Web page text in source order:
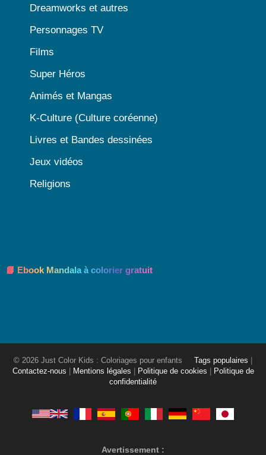
Dreamworks et autres
Personnages TV
Films
Super Héros
Animés et Mangas
K-Culture (Culture coréenne)
Livres et Bandes dessinées
Jeux vidéos
Religions
📘 Ebook Mandala à colorier gratuit
© 2026 Just Color Kids : Coloriages pour enfants Tags populaires
Contactez-nous
Mentions légales Politique de cookies
Politique de
confidentialité
Avertissement :